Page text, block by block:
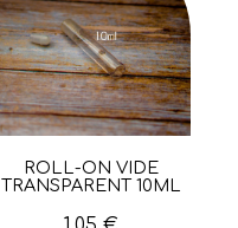
Aperçu rapide
ROLL-ON VIDE
TRANSPARENT 10ML